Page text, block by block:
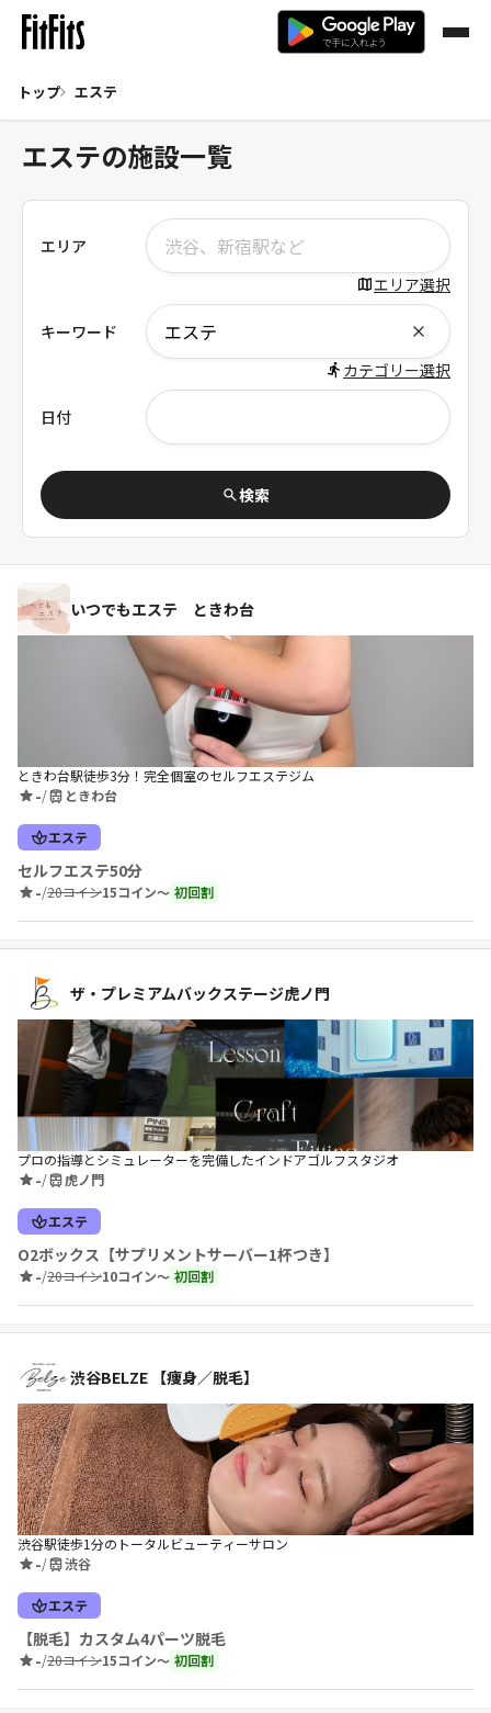
トップ エステ
エステの施設一覧
エリア
エリア選択
キーワード
カテゴリー選択
日付
検索
いつでもエステ ときわ台
ときわ台駅徒歩3分！完全個室のセルフエステジム
-/ ときわ台
エステ
セルフエステ50分
-/20コイン15コイン〜 初回割
ザ・プレミアムバックステージ虎ノ門
プロの指導とシミュレーターを完備したインドアゴルフスタジオ
-/ 虎ノ門
エステ
O2ボックス【サプリメントサーバー1杯つき】
-/20コイン10コイン〜 初回割
渋谷BELZE 【痩身／脱毛】
渋谷駅徒歩1分のトータルビューティーサロン
-/ 渋谷
エステ
【脱毛】カスタム4パーツ脱毛
-/20コイン15コイン〜 初回割